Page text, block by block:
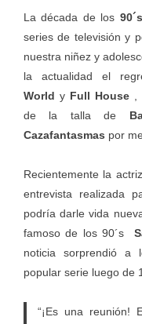
La década de los 90´s
series de televisión y
nuestra niñez y
la actualidad el
World y Full House ,
de la talla de
Cazafantasmas por
Recientemente la actriz
entrevista realizada
podría darle vida
famoso de los 90´s
noticia sorprendió a
popular serie luego de
“¡Es una reunión!